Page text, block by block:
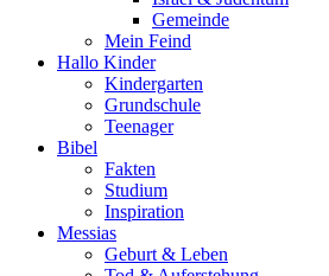
Gemeinde
Mein Feind
Hallo Kinder
Kindergarten
Grundschule
Teenager
Bibel
Fakten
Studium
Inspiration
Messias
Geburt & Leben